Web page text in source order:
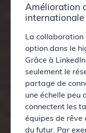
Amélioration
La collaboration
option dans le
Grâce à
seulement le
partage de
une échelle peu
connectent les
équipes de rêve
du futur. Par